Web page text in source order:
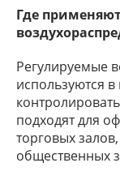
Где
Регулируемые
используются
подходят для
торговых
общественных